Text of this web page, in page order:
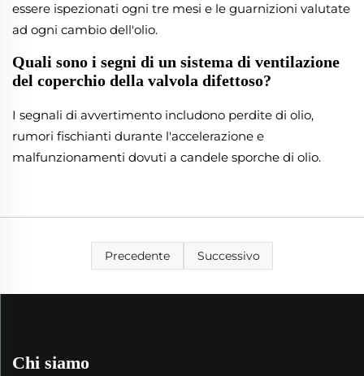
essere ispezionati ogni tre mesi e le guarnizioni valutate
ad ogni cambio dell'olio.
Quali sono i segni di un sistema di ventilazione
del coperchio della valvola difettoso?
I segnali di avvertimento includono perdite di olio,
rumori fischianti durante l'accelerazione e
malfunzionamenti dovuti a candele sporche di olio.
Precedente Successivo
Chi siamo